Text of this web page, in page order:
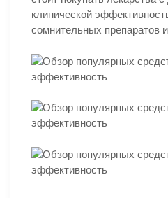
клинической
сомнительных препаратов